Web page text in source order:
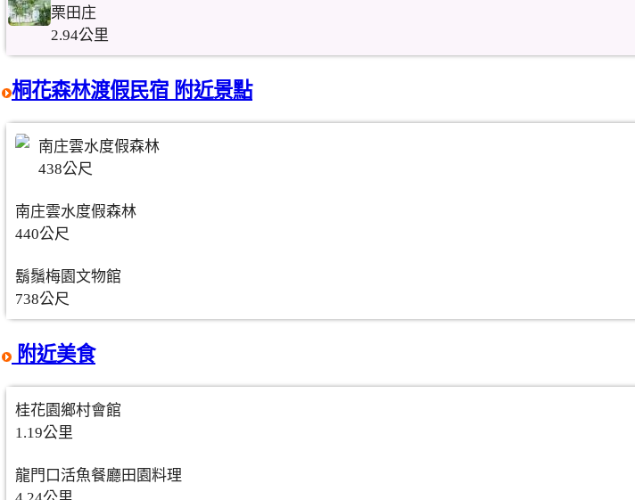
栗田庄
2.94公里
桐花森林渡假民宿 附近景點
南庄雲水度假森林
438公尺
南庄雲水度假森林
440公尺
鬍鬚梅園文物館
738公尺
附近美食
桂花園鄉村會館
1.19公里
龍門口活魚餐廳田園料理